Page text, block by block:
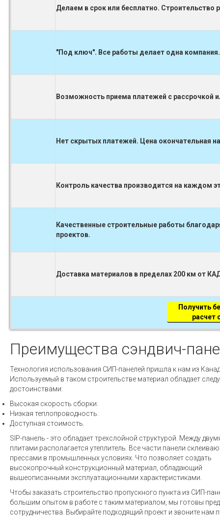
Делаем в срок или бесплатно.
"Под ключ". Все работы делает одна компания.
Возможность приема платежей с рассрочкой
Нет скрытых платежей. Цена окончательная
Контроль качества производится на каждом
Качественные строительные работы
проектов.
Доставка материалов в пределах 200 км от
Получить
расчет
Преимущества сэндвич-
Технология использования СИП-панелей пришла к нам из
Используемый в таком строительстве материал обладает
достоинствами:
Высокая скорость сборки.
Низкая теплопроводность.
Доступная стоимость.
SIP-панель - это обладает трехслойной структурой. Между
плитами располагается утеплитель. Все части панели
прессами в промышленных условиях. Что позволяет создать
высокопрочный конструкционный материал, обладающий
вышеописанными эксплуатационными характеристиками.
Чтобы заказать строительство пропускного пункта из СИП-
большим опытом в работе с таким материалом, мы готовы
сотрудничества. Выбирайте подходящий проект и звоните нам